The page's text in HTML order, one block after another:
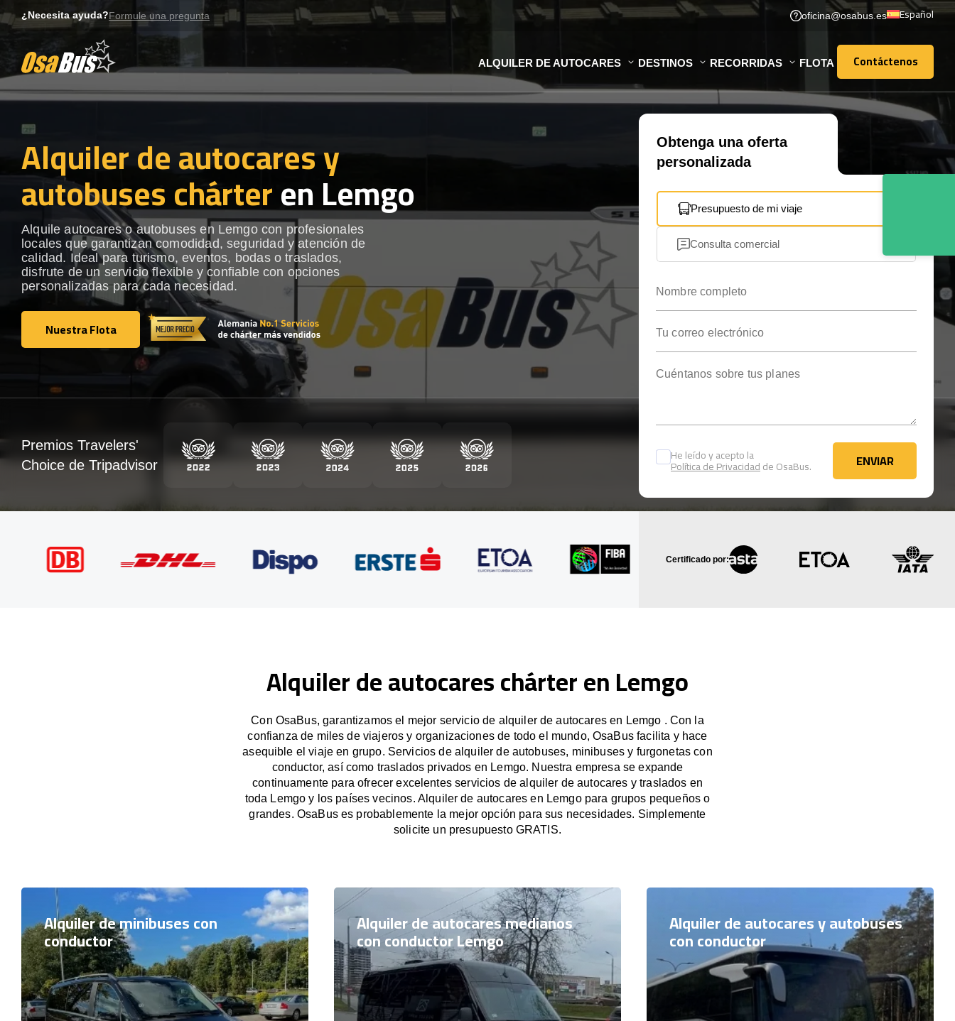
to
¿Necesita ayuda?Formule una pregunta oficina@osabus.es Español
ALQUILER DE AUTOCARES DESTINOS RECORRIDAS FLOTA Contáctenos
Contáctenos
Alquiler de autocares y
autobuses chárteren Lemgo
Alquile autocares o autobuses en Lemgo con profesionales
locales que garantizan comodidad, seguridad y atención de
calidad. Ideal para turismo, eventos, bodas o traslados,
disfrute de un servicio flexible y confiable con opciones
personalizadas para cada necesidad.
Nuestra Flota
Nuestra Flota
Obtenga una oferta
personalizada
Presupuesto de mi viaje
Consulta comercial
He leído y acepto la
Política de Privacidadde OsaBus. ENVIAR
ENVIAR
Premios Travelers'
Choice de Tripadvisor
Certificado por:
Alquiler de autocares chárter en Lemgo
Con OsaBus, garantizamos el mejor servicio de alquiler de autocares en Lemgo . Con la
confianza de miles de viajeros y organizaciones de todo el mundo, OsaBus facilita y hace
asequible el viaje en grupo. Servicios de alquiler de autobuses, minibuses y furgonetas con
conductor, así como traslados privados en Lemgo. Nuestra empresa se expande
continuamente para ofrecer excelentes servicios de alquiler de autocares y traslados en
toda Lemgo y los países vecinos. Alquiler de autocares en Lemgo para grupos pequeños o
grandes. OsaBus es probablemente la mejor opción para sus necesidades. Simplemente
solicite un presupuesto GRATIS.
Alquiler de minibuses con
conductor
Alquiler de autocares medianos
con conductor Lemgo
Alquiler de autocares y autobuses
con conductor